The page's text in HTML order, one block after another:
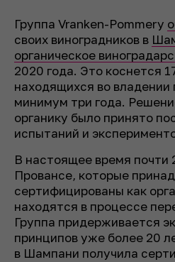
Группа Vranken-Pommery
своих виноградников в
органическое
2020 года. Это коснется
находящихся во владении
минимум три года.
органику было принято
испытаний и
В настоящее время почти
Провансе, которые
сертифицированы как
находятся в процессе
Группа придерживается
принципов уже более 20
в Шампани получила